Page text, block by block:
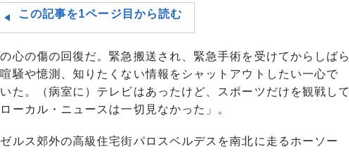
この記事を1ページ目から読む
心の傷の回復だ。緊急搬送され、緊急手術を受けてからしばら
騒や憶測、知りたくない情報をシャットアウトしたい一心で
た。（病室に）テレビはあったけど、スポーツだけを観戦して
ーカル・ニュースは一切見なかった」。
ルス郊外の高級住宅街パロスベルデスを南北に走るホーソー